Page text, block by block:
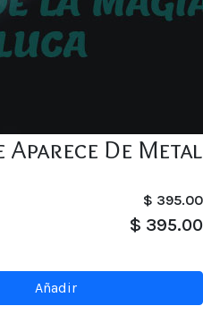
De Metal
$ 395.00
$ 395.00
Añadir